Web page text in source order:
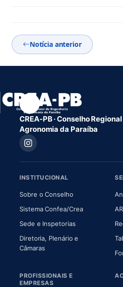
Notícia anterior
CREA-PB · Conselho
Agronomia da Paraíba
INSTITUCIONAL
Sobre o Conselho(abre em nova
Sistema Confea/Crea(abre em
Sede e Inspetorias
Diretoria, Plenário e
Câmaras(abre em nova aba)
PROFISSIONAIS E
EMPRESAS